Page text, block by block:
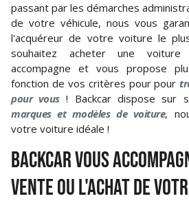
passant par les démarches
de votre véhicule, nous vous
l'acquéreur de votre voiture le
souhaitez acheter une
accompagne et vous propose
fonction de vos critères pour pour
pour vous! Backcar dispose sur
marques et modèles de voiture,
votre voiture idéale !
BACKCAR VOUS
VENTE OU L'ACHAT DE